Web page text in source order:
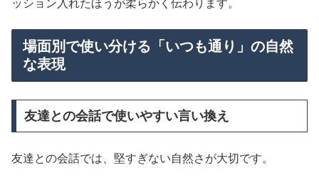
ッション入れたほうが柔らかく伝わります。
場面別で使い分ける「いつも通り」の自然
な表現
友達との会話で使いやすい言い換え
友達との会話では、堅すぎない自然さが大切です。